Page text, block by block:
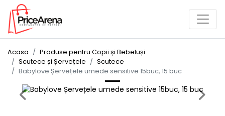
Acasa
Produse pentru Copii și Bebeluși
Scutece și Șervețele
Scutece
Babylove Șervețele umede sensitive 15buc, 15 buc
Previous Next